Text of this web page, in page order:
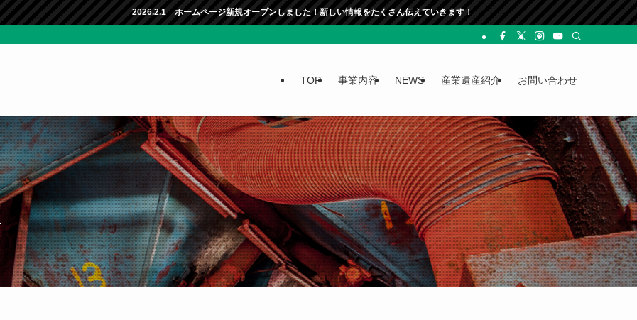
2026.2.1 ホームページ新規オープンしました！新しい情報をたくさん伝えていきます！
TOP 事業内容 NEWS 産業遺産紹介 お問い合わせ